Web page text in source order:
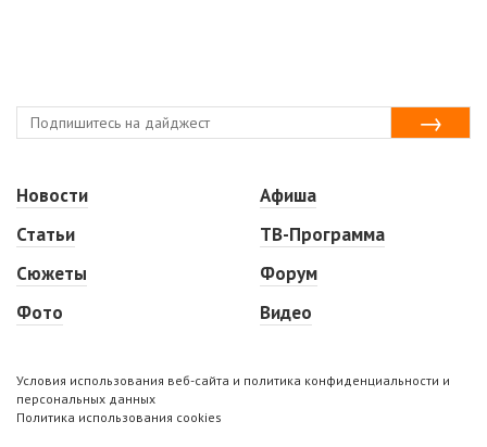
Новости
Статьи
Сюжеты
Фото
Афиша
ТВ-Программа
Форум
Видео
Условия использования веб-сайта и политика конфиденциальности и
персональных данных
Политика использования cookies